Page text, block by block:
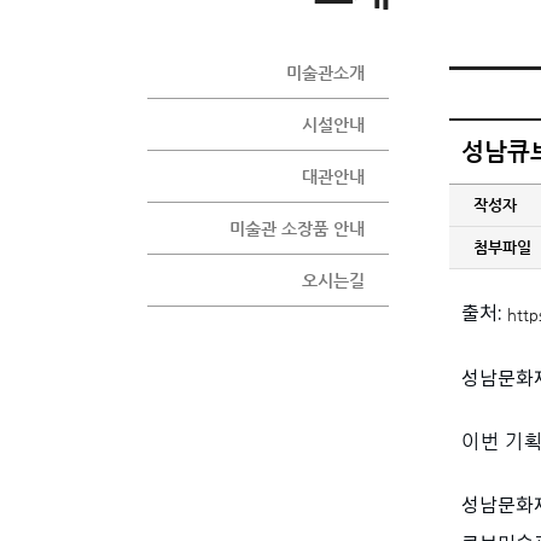
미술관소개
시설안내
대관안내
미술관 소장품 안내
오시는길
성남큐
작성자
첨부파일
출처:
성남문화
이번 기
성남문화